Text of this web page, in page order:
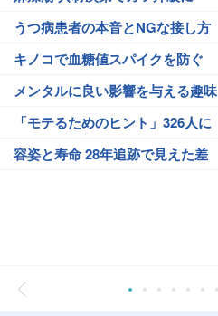
うつ病患者の本音とNGな接し方
キノコで血糖値スパイクを防ぐ
メンタルに良い影響を与える趣味
「モテるためのヒント」326人に
容姿と寿命 28年追跡で見えた差